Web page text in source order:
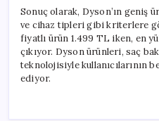
Sonuç olarak, Dyson’ın geniş
ve cihaz tipleri gibi kriterlere
fiyatlı ürün 1.499 TL iken, en
çıkıyor. Dyson ürünleri, saç
teknolojisiyle kullanıcılarının
ediyor.